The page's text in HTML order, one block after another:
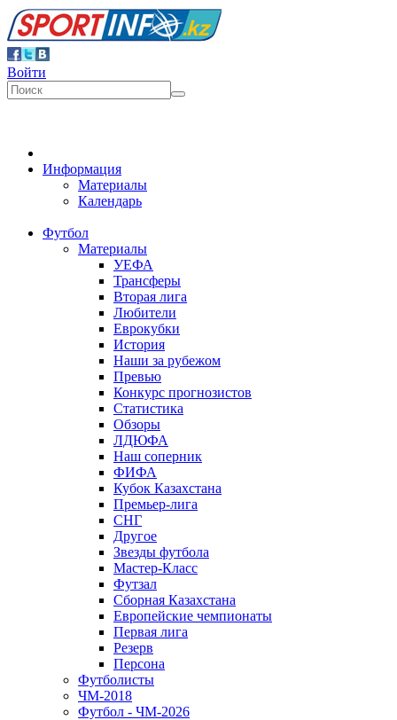
Войти
Информация
Материалы
Календарь
Футбол
Материалы
УЕФА
Трансферы
Вторая лига
Любители
Еврокубки
История
Наши за рубежом
Превью
Конкурс прогнозистов
Статистика
Обзоры
ЛДЮФА
Наш соперник
ФИФА
Кубок Казахстана
Премьер-лига
СНГ
Другое
Звезды футбола
Мастер-Класс
Футзал
Сборная Казахстана
Европейские чемпионаты
Первая лига
Резерв
Персона
Футболисты
ЧМ-2018
Футбол - ЧМ-2026